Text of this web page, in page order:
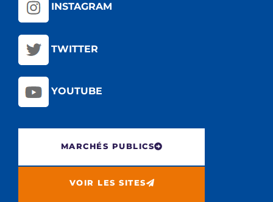
INSTAGRAM
TWITTER
YOUTUBE
MARCHÉS PUBLICS
VOIR LES SITES